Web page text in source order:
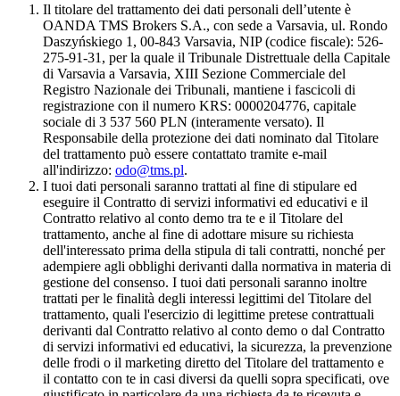
Il titolare del trattamento dei dati personali dell’utente è
OANDA TMS Brokers S.A., con sede a Varsavia, ul. Rondo
Daszyńskiego 1, 00-843 Varsavia, NIP (codice fiscale): 526-
275-91-31, per la quale il Tribunale Distrettuale della Capitale
di Varsavia a Varsavia, XIII Sezione Commerciale del
Registro Nazionale dei Tribunali, mantiene i fascicoli di
registrazione con il numero KRS: 0000204776, capitale
sociale di 3 537 560 PLN (interamente versato). Il
Responsabile della protezione dei dati nominato dal Titolare
del trattamento può essere contattato tramite e-mail
all'indirizzo: odo@tms.pl.
I tuoi dati personali saranno trattati al fine di stipulare ed
eseguire il Contratto di servizi informativi ed educativi e il
Contratto relativo al conto demo tra te e il Titolare del
trattamento, anche al fine di adottare misure su richiesta
dell'interessato prima della stipula di tali contratti, nonché per
adempiere agli obblighi derivanti dalla normativa in materia di
gestione del consenso. I tuoi dati personali saranno inoltre
trattati per le finalità degli interessi legittimi del Titolare del
trattamento, quali l'esercizio di legittime pretese contrattuali
derivanti dal Contratto relativo al conto demo o dal Contratto
di servizi informativi ed educativi, la sicurezza, la prevenzione
delle frodi o il marketing diretto del Titolare del trattamento e
il contatto con te in casi diversi da quelli sopra specificati, ove